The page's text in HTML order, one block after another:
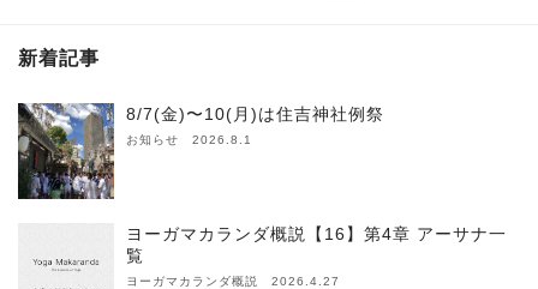
新着記事
8/7(金)〜10(月)は住吉神社例祭
お知らせ 2026.8.1
ヨーガマカランダ概説【16】第4章 アーサナ一
覧
ヨーガマカランダ概説 2026.4.27